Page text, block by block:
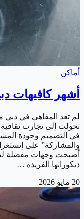
أماكن
أشهر كافيهات
لم تعد المقاهي في دبي
تحولت إلى تجارب ثقافية
في التصميم وجودة
والمشاركة” على
أصبحت وجهات مفضلة
ديكوراتها الفريدة …
20 مايو 2026